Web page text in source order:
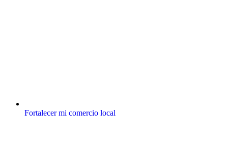
Fortalecer mi comercio local